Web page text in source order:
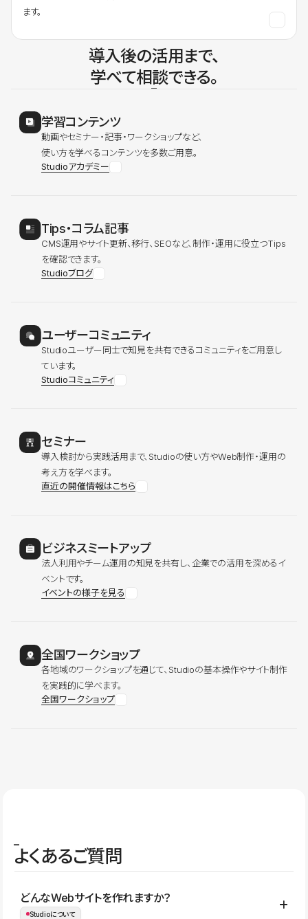
ます。
導入後の活用まで、
学べて相談できる。
学習コンテンツ
動画やセミナー・記事・ワークショップなど、
使い方を学べるコンテンツを多数ご用意。
Studioアカデミー
Tips・コラム記事
CMS運用やサイト更新、移行、SEOなど、制作・運用に役立つTips
を確認できます。
Studioブログ
ユーザーコミュニティ
Studioユーザー同士で知見を共有できるコミュニティをご用意し
ています。
Studioコミュニティ
セミナー
導入検討から実践活用まで、Studioの使い方やWeb制作・運用の
考え方を学べます。
直近の開催情報はこちら
ビジネスミートアップ
法人利用やチーム運用の知見を共有し、企業での活用を深めるイ
ベントです。
イベントの様子を見る
全国ワークショップ
各地域のワークショップを通じて、Studioの基本操作やサイト制作
を実践的に学べます。
全国ワークショップ
よくあるご質問
どんなWebサイトを作れますか？
Studioについて